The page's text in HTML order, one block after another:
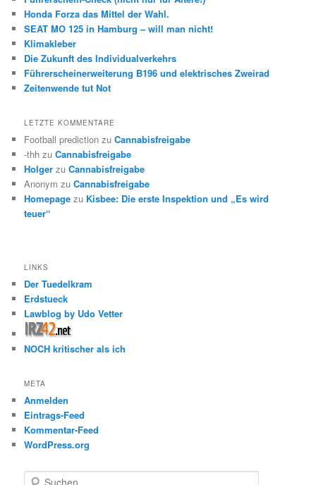
Honda Forza das Mittel der Wahl.
SEAT MO 125 in Hamburg – will man nicht!
Klimakleber
Die Zukunft des Individualverkehrs
Führerscheinerweiterung B196 und elektrisches Zweirad
Zeitenwende tut Not
LETZTE KOMMENTARE
Football prediction zuCannabisfreigabe
-thh zuCannabisfreigabe
Holger zuCannabisfreigabe
Anonym zuCannabisfreigabe
Homepage zu Kisbee: Die erste Inspektion und „Es wird
teuer“
LINKS
Der Tuedelkram
Erdstueck
Lawblog by Udo Vetter
NOCH kritischer als ich
META
Anmelden
Eintrags-Feed
Kommentar-Feed
WordPress.org